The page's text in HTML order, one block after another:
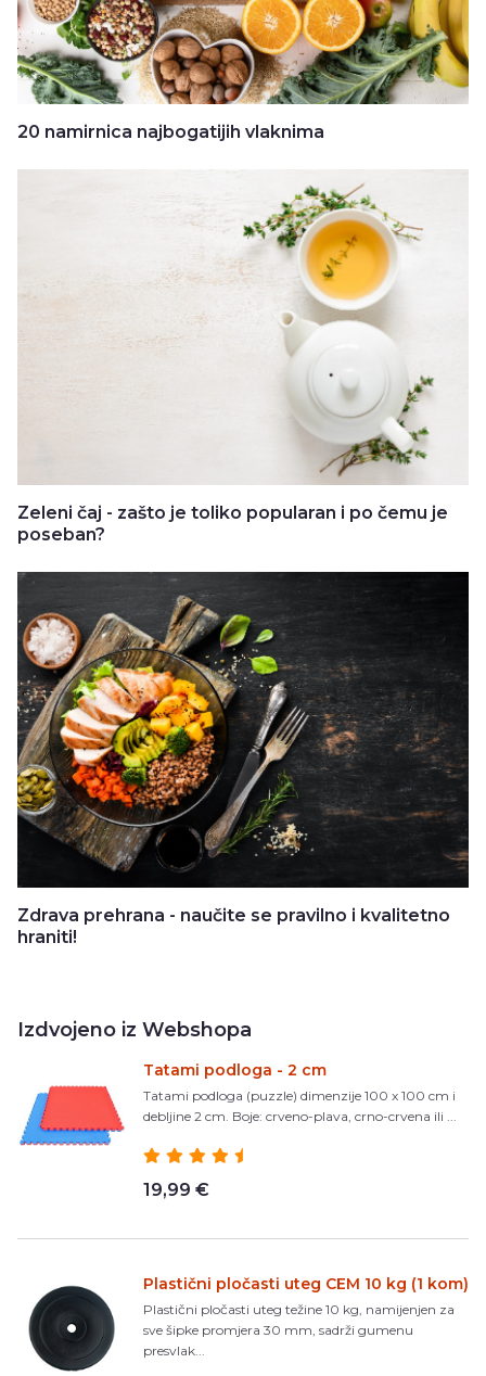
20 namirnica najbogatijih vlaknima
Zeleni čaj - zašto je toliko popularan i po čemu je
poseban?
Zdrava prehrana - naučite se pravilno i kvalitetno
hraniti!
Izdvojeno iz Webshopa
Tatami podloga - 2 cm
Tatami podloga (puzzle) dimenzije 100 x 100 cm i
debljine 2 cm. Boje: crveno-plava, crno-crvena ili ...
19,99 €
Plastični pločasti uteg CEM 10 kg (1 kom)
Plastični pločasti uteg težine 10 kg, namijenjen za
sve šipke promjera 30 mm, sadrži gumenu
presvlak...